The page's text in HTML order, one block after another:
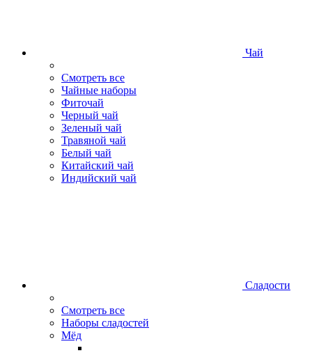
Чай
Смотреть все
Чайные наборы
Фиточай
Черный чай
Зеленый чай
Травяной чай
Белый чай
Китайский чай
Индийский чай
Сладости
Смотреть все
Наборы сладостей
Мёд